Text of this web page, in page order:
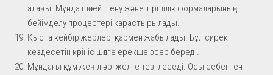
алаңы. Мұнда шөлейттену және тіршілік формаларының
бейімделу процестері қарастырылады.
Қыста кейбір жерлері қармен жабылады. Бұл сирек
кездесетін көрініс шөлге ерекше әсер береді.
Мұндағы құм жеңіл әрі желге тез ілеседі. Осы себептен